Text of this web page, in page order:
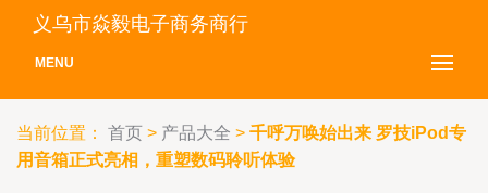
义乌市焱毅电子商务商行
MENU
当前位置： 首页 > 产品大全 > 千呼万唤始出来 罗技iPod专
用音箱正式亮相，重塑数码聆听体验